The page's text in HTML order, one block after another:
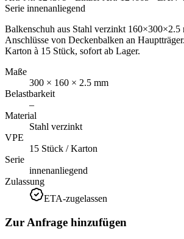
Serie innenanliegend
Balkenschuh aus Stahl verzinkt 160×300×2.5
Anschlüsse von Deckenbalken an
Karton à 15 Stück, sofort ab Lager.
Maße
300 × 160 × 2.5 mm
Belastbarkeit
–
Material
Stahl verzinkt
VPE
15 Stück / Karton
Serie
innenanliegend
Zulassung
ETA-zugelassen
Zur Anfrage hinzufügen